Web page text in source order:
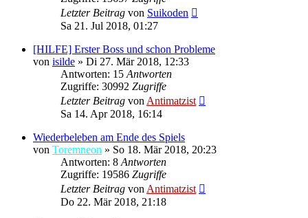
Letzter Beitrag von Suikoden
Sa 21. Jul 2018, 01:27
[HILFE] Erster Boss und schon Probleme
von isilde » Di 27. Mär 2018, 12:33
Antworten: 15 Antworten
Zugriffe: 30992 Zugriffe
Letzter Beitrag von Antimatzist
Sa 14. Apr 2018, 16:14
Wiederbeleben am Ende des Spiels
von Toremneon » So 18. Mär 2018, 20:23
Antworten: 8 Antworten
Zugriffe: 19586 Zugriffe
Letzter Beitrag von Antimatzist
Do 22. Mär 2018, 21:18